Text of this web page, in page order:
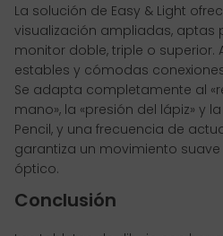
La solución de Easy & Light
visualización ampliadas, aptas
monitor doble, triple o superior.
estables y cómodas
Se adapta completamente al
mano», la «presión del lápiz» y
Pencil, y una frecuencia de
garantiza un movimiento
óptico.
Conclusión